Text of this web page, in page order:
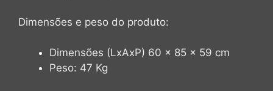
Dimensões e peso do produto:
Dimensões (LxAxP) 60 x 85 x 59 cm
Peso: 47 Kg